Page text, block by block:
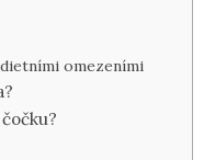
omezeními